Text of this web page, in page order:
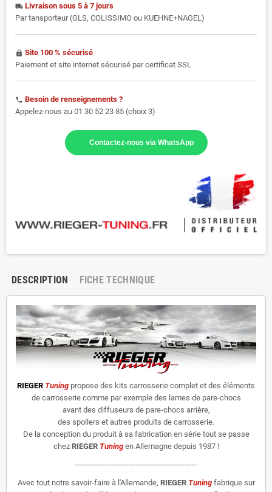
local_shipping Livraison sous 5 à 7 jours
Par tansporteur (GLS, COLISSIMO ou KUEHNE+NAGEL)
https Site 100 % sécurisé
Paiement et site internet sécurisé par certificat SSL
phone Besoin de renseignements ?
Appelez-nous au 01 30 52 23 85 (choix 3)
Contactez-nous via WhatsApp
DESCRIPTION FICHE TECHNIQUE
RIEGER Tuning propose des kits carrosserie complet et des éléments
de carrosserie comme par exemple des lames de pare-chocs
avant des diffuseurs de pare-chocs arrière,
des spoilers et autres produits de carrosserie.
De la conception du produit à sa fabrication en série tout se passe
chez RIEGER Tuningen Allemagne depuis 1987 !
--------------------------------------------------
Avec tout notre savoir-faire à l'Allemande, RIEGER Tuning fabrique sur